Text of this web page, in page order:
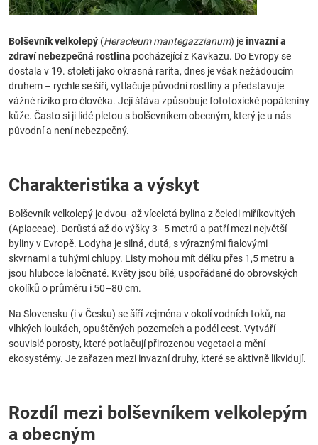
Bolševník velkolepý (Heracleum mantegazzianum) jeinvazní a
zdraví nebezpečná rostlina pocházející z Kavkazu. Do Evropy se
dostala v 19. století jako okrasná rarita, dnes je však nežádoucím
druhem – rychle se šíří, vytlačuje původní rostliny a představuje
vážné riziko pro člověka. Její šťáva způsobuje fototoxické popáleniny
kůže. Často si ji lidé pletou s bolševníkem obecným, který je u nás
původní a není nebezpečný.
Charakteristika a výskyt
Bolševník velkolepý je dvou- až víceletá bylina z čeledi miříkovitých
(Apiaceae). Dorůstá až do výšky 3–5 metrů a patří mezi největší
byliny v Evropě. Lodyha je silná, dutá, s výraznými fialovými
skvrnami a tuhými chlupy. Listy mohou mít délku přes 1,5 metru a
jsou hluboce laločnaté. Květy jsou bílé, uspořádané do obrovských
okolíků o průměru i 50–80 cm.
Na Slovensku (i v Česku) se šíří zejména v okolí vodních toků, na
vlhkých loukách, opuštěných pozemcích a podél cest. Vytváří
souvislé porosty, které potlačují přirozenou vegetaci a mění
ekosystémy. Je zařazen mezi invazní druhy, které se aktivně likvidují.
Rozdíl mezi bolševníkem velkolepým
a obecným